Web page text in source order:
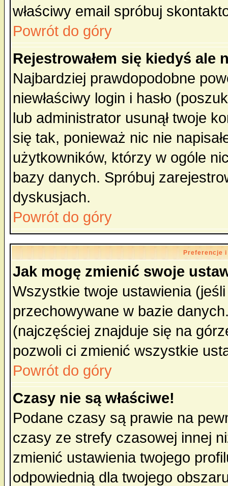
właściwy email spróbuj
Powrót do góry
Rejestrowałem się kiedyś ale
Najbardziej prawdopodobne
niewłaściwy login i hasło
lub administrator usunął twoje
się tak, ponieważ nic nie
użytkowników, którzy w ogóle
bazy danych. Spróbuj
dyskusjach.
Powrót do góry
Preferencje
Jak mogę zmienić swoje
Wszystkie twoje ustawienia
przechowywane w bazie
(najczęściej znajduje się na
pozwoli ci zmienić wszystkie
Powrót do góry
Czasy nie są właściwe!
Podane czasy są prawie na
czasy ze strefy czasowej innej
zmienić ustawienia twojego
odpowiednią dla twojego